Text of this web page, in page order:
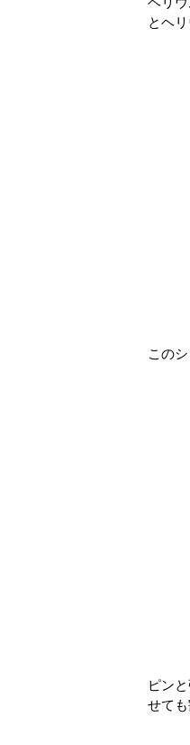
とヘ
この
ピン
せて